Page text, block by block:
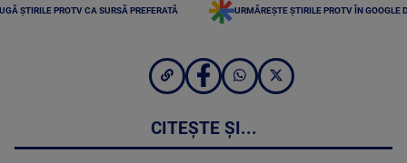
ȘTIRILE PROTV CA SURSĂ PREFERATĂ URMĂREȘTE ȘTIRILE PROTV ÎN GOOGLE
CITEȘTE ȘI...